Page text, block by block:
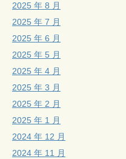
2025 年 8 月
2025 年 7 月
2025 年 6 月
2025 年 5 月
2025 年 4 月
2025 年 3 月
2025 年 2 月
2025 年 1 月
2024 年 12 月
2024 年 11 月